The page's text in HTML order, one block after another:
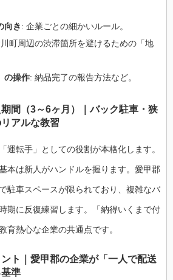
向き: 企業ごとの細かいルール。
町周辺の渋滞箇所を避けるための「地
の操作: 納品完了の報告方法など。
間（3～6ヶ月）｜バック駐車・狭
アルな教習
運転手」としての役割が本格化します。
本は新人がハンドルを握ります。愛甲郡
駐車スペースが限られており、複雑なバ
期に反復練習します。「納得いくまで付
育熱心な企業の共通点です。
ト｜愛甲郡の企業が「一人で配送
準